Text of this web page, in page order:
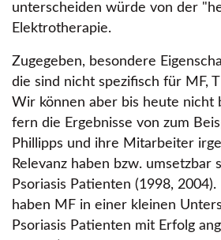
unterscheiden würde von der
Elektrotherapie.
Zugegeben, besondere
die sind nicht spezifisch für MF,
Wir können aber bis heute nicht
fern die Ergebnisse von zum
Phillipps und ihre Mitarbeiter
Relevanz haben bzw. umsetzbar
Psoriasis Patienten (1998,
haben MF in einer kleinen
Psoriasis Patienten mit Erfolg